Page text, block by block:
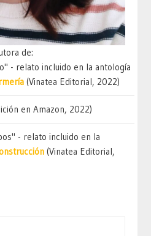
de:
- relato incluido en la antología
(Vinatea Editorial, 2022)
en Amazon, 2022)
- relato incluido en la
(Vinatea Editorial,